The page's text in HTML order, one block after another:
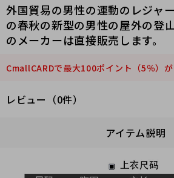
外国貿易の男性の運動のレジャ
の春秋の新型の男性の屋外の登
のメーカーは直接販売します。
CmallCARDで最大100ポイント（5％）が
レビュー（0件）
アイテム説明